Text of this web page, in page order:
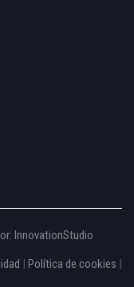
InnovationStudio
| Política de cookies |